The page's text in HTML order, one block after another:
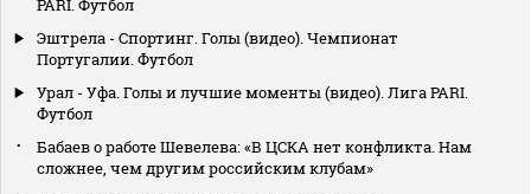
PARI. Футбол
Эштрела - Спортинг. Голы (видео). Чемпионат
Португалии. Футбол
Урал - Уфа. Голы и лучшие моменты (видео). Лига PARI.
Футбол
Бабаев о работе Шевелева: «В ЦСКА нет конфликта. Нам
сложнее, чем другим российским клубам»